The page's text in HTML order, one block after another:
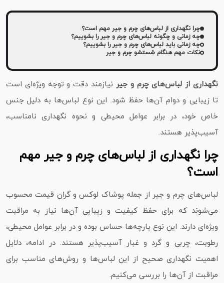
چرا نگهداری از لباس‌های چرم و جیر مهم است؟
چه زمانی و چگونه لباس‌های چرم و جیر را بشوییم؟
چه زمانی باید لباس‌های چرم و جیر را بشوییم؟
نکات مهم هنگام شستشو چرم و جیر
نگهداری از لباس‌های چرم و جیر نیازمند دقت و توجه ویژه‌ای است
تا زیبایی و دوام آن‌ها حفظ شود. این نوع لباس‌ها به دلیل جنس
خاص خود، در برابر عوامل محیطی و نحوه نگهداری نامناسب،
آسیب‌پذیر هستند.
چرا نگهداری از لباس‌های چرم و جیر مهم
است؟
لباس‌های چرم و جیر از جمله پوشاک لوکس و گران‌ قیمت محسوب
می‌شوند که برای حفظ کیفیت و زیبایی آن‌ها نیاز به مراقبت
ویژه‌ای دارند. این نوع پارچه‌ها حساس بوده و در برابر عوامل محیطی،
رطوبت، چربی و گرد و غبار آسیب‌پذیر هستند. در ادامه، دلایل
اهمیت نگهداری صحیح از این لباس‌ها و روش‌های مناسب برای
مراقبت از آن‌ها را بررسی می‌کنیم.